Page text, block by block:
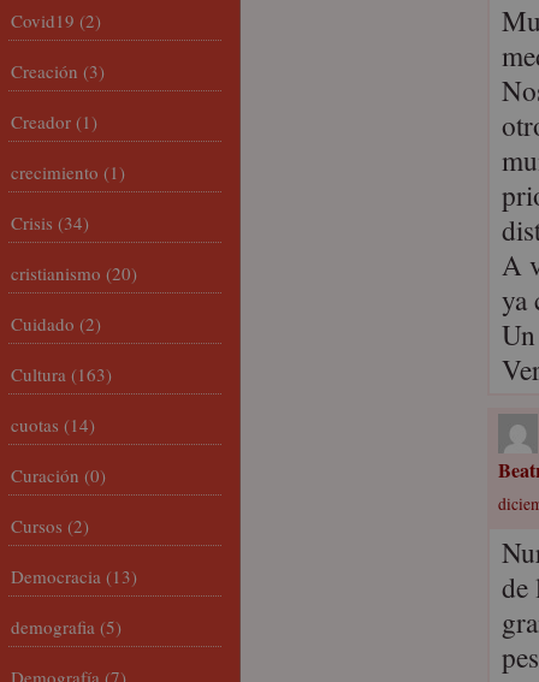
A
ya
de
Covid19 (2)
Creación (3)
Creador (1)
crecimiento (1)
Crisis (34)
cristianismo (20)
Cuidado (2)
Cultura (163)
cuotas (14)
Curación (0)
Cursos (2)
Democracia (13)
demografia (5)
Demografía (7)